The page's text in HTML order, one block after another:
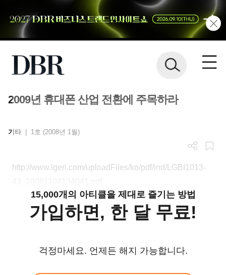
2009년 휴대폰 산업 전환에 주목하라
기타 1호 (2008년 1월)
http://www.lgeri.com/uploadFiles/ko/pdf/ind/LGBI1013-
15,000개의 아티클을 제대로 즐기는 방법
가입하면, 한 달 무료!
걱정마세요. 언제든 해지 가능합니다.